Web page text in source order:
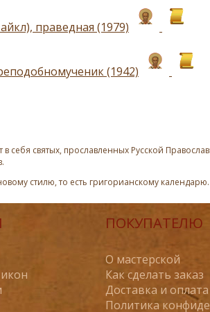
праведная (1979)
(1942)
себя святых, прославленных Русской
стилю, то есть григорианскому календарю.
ПОКУПАТЕЛЮ
О мастерской
Как сделать заказ
Доставка и оплата
Политика